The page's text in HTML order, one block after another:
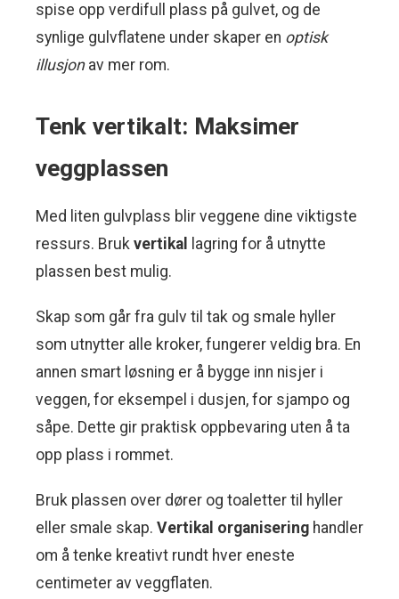
spise opp verdifull plass på gulvet, og de
synlige gulvflatene under skaper en optisk
illusjonav mer rom.
Tenk vertikalt: Maksimer
veggplassen
Med liten gulvplass blir veggene dine viktigste
ressurs. Bruk vertikal
lagring for å utnytte
plassen best mulig.
Skap som går fra gulv til tak og smale hyller
som utnytter alle kroker, fungerer veldig bra. En
annen smart løsning er å bygge inn nisjer i
veggen, for eksempel i dusjen, for sjampo og
såpe. Dette gir praktisk oppbevaring uten å ta
opp plass i rommet.
Bruk plassen over dører og toaletter til hyller
eller smale skap. Vertikal organisering handler
om å tenke kreativt rundt hver eneste
centimeter av veggflaten.